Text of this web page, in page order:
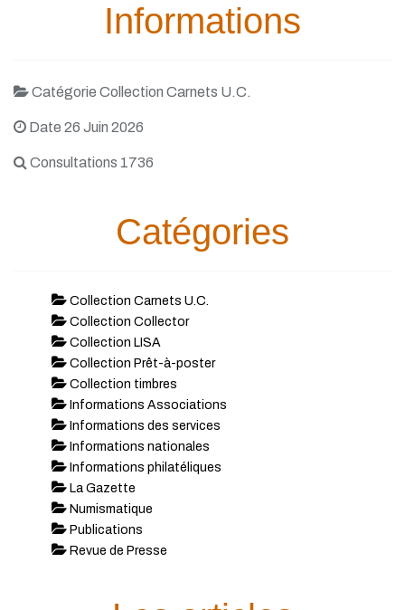
Informations
Catégorie Collection Carnets U.C.
Date 26 Juin 2026
Consultations 1736
Catégories
Collection Carnets U.C.
Collection Collector
Collection LISA
Collection Prêt-à-poster
Collection timbres
Informations Associations
Informations des services
Informations nationales
Informations philatéliques
La Gazette
Numismatique
Publications
Revue de Presse